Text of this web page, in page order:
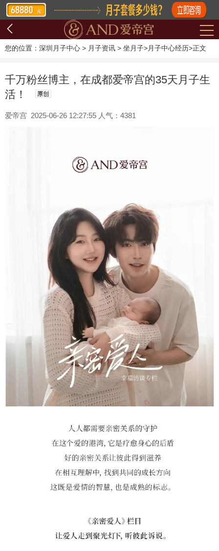
您的位置： 深圳月子中心 > 月子资讯 > 坐月子>月子中心经历>正文
千万粉丝博主，在成都爱帝宫的35天月子生
活！
爱帝宫 2025-06-26 12:27:55 人气：4381